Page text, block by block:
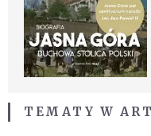
TEMATY W